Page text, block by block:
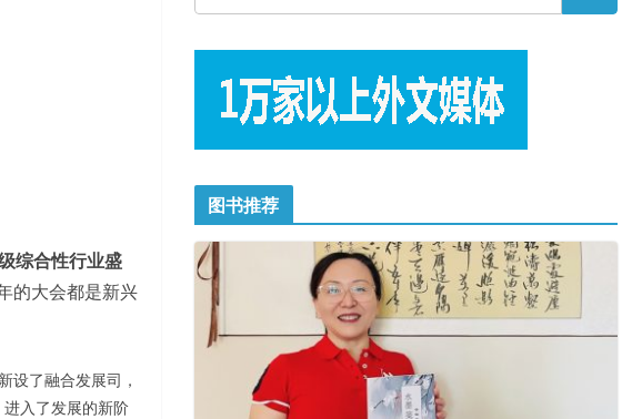
综合性行业盛
的大会都是新兴
设了融合发展司，
入了发展的新阶
图书推荐